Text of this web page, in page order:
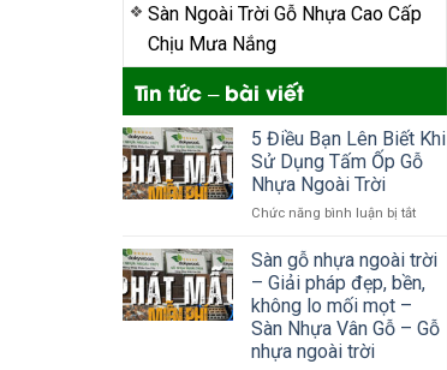
Sàn Ngoài Trời Gỗ Nhựa Cao Cấp
Chịu Mưa Nắng
Tin tức – bài viết
5 Điều Bạn Lên Biết Khi
Sử Dụng Tấm Ốp Gỗ
Nhựa Ngoài Trời
Chức năng bình luận bị tắtở
Điều
Bạn
Lên
Khi
Sàn gỗ nhựa ngoài trời
– Giải pháp đẹp, bền,
không lo mối mọt –
Sàn Nhựa Vân Gỗ – Gỗ
nhựa ngoài trời